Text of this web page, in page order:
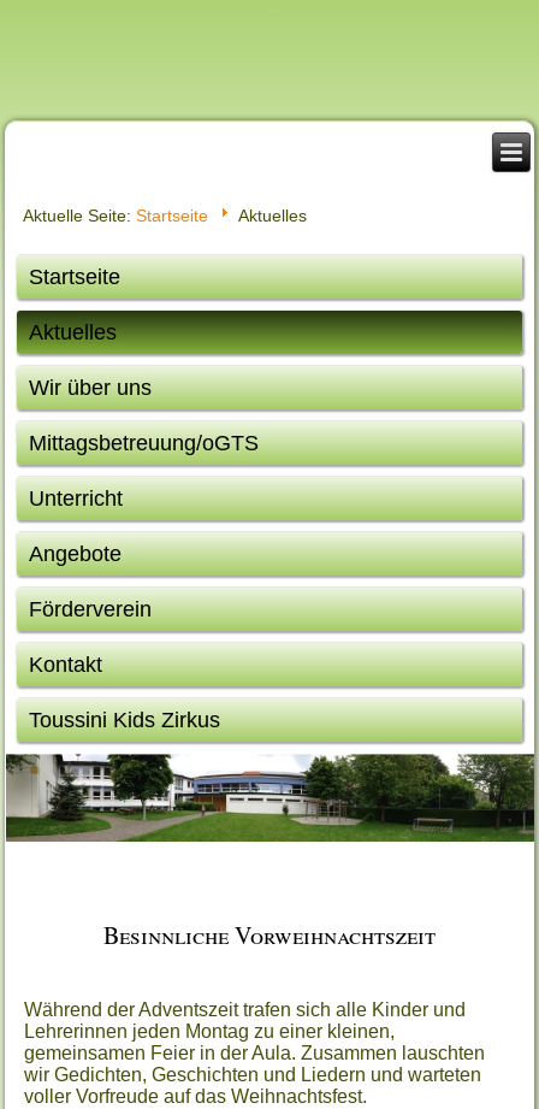
Aktuelle Seite:Startseite Aktuelles
Startseite
Aktuelles
Wir über uns
Mittagsbetreuung/oGTS
Unterricht
Angebote
Förderverein
Kontakt
Toussini Kids Zirkus
Besinnliche Vorweihnachtszeit
Während der Adventszeit trafen sich alle Kinder und
Lehrerinnen jeden Montag zu einer kleinen,
gemeinsamen Feier in der Aula. Zusammen lauschten
wir Gedichten, Geschichten und Liedern und warteten
voller Vorfreude auf das Weihnachtsfest.